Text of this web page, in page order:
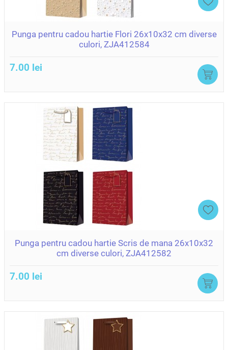
Punga pentru cadou hartie Flori 26x10x32 cm diverse
culori, ZJA412584
7.00 lei
Punga pentru cadou hartie Scris de mana 26x10x32
cm diverse culori, ZJA412582
7.00 lei